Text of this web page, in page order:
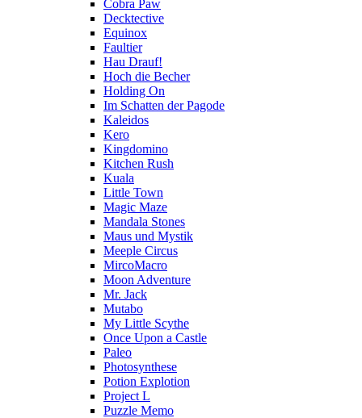
Cobra Paw
Decktective
Equinox
Faultier
Hau Drauf!
Hoch die Becher
Holding On
Im Schatten der Pagode
Kaleidos
Kero
Kingdomino
Kitchen Rush
Kuala
Little Town
Magic Maze
Mandala Stones
Maus und Mystik
Meeple Circus
MircoMacro
Moon Adventure
Mr. Jack
Mutabo
My Little Scythe
Once Upon a Castle
Paleo
Photosynthese
Potion Explotion
Project L
Puzzle Memo